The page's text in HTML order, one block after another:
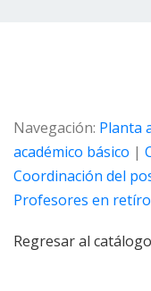
Navegación: Planta
académico básico |
Coordinación del
Profesores en retíro
Regresar al catálogo